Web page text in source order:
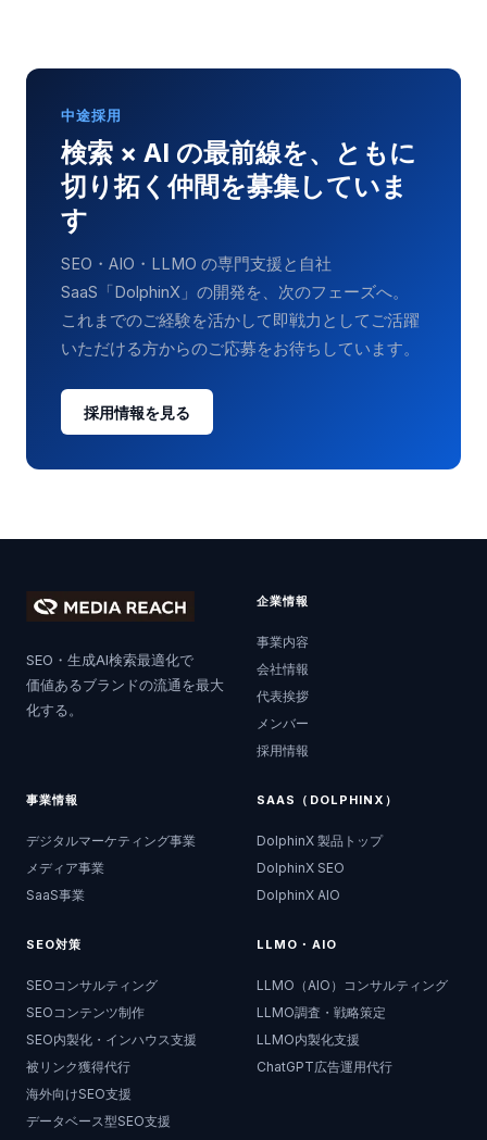
中途採用
検索 × AI の最前線を、ともに
切り拓く仲間を募集していま
す
SEO・AIO・LLMO の専門支援と自社
SaaS「DolphinX」の開発を、次のフェーズへ。
これまでのご経験を活かして即戦力としてご活躍
いただける方からのご応募をお待ちしています。
採用情報を見る
SEO・生成AI検索最適化で
価値あるブランドの流通を最大
化する。
企業情報
事業内容
会社情報
代表挨拶
メンバー
採用情報
事業情報
デジタルマーケティング事業
メディア事業
SaaS事業
SAAS（DOLPHINX）
DolphinX 製品トップ
DolphinX SEO
DolphinX AIO
SEO対策
SEOコンサルティング
SEOコンテンツ制作
SEO内製化・インハウス支援
被リンク獲得代行
海外向けSEO支援
データベース型SEO支援
LLMO・AIO
LLMO（AIO）コンサルティング
LLMO調査・戦略策定
LLMO内製化支援
ChatGPT広告運用代行